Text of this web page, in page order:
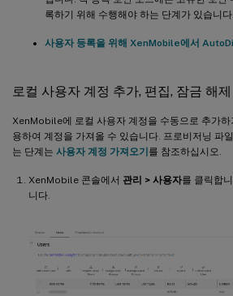
록하기 위해 수행해야 하는 단계가 있습니다.
사용자 등록을 위해 XenMobile에서
로컬 사용자 계정 추가, 편집, 잠금 해
XenMobile에 로컬 사용자 계정을 수동으로 추가
용하여 계정을 가져올 수 있습니다. 프로비저닝 파
는 단계는 사용자 계정 가져오기를 참조하십시오.
XenMobile 콘솔에서 관리 > 사용자를 클릭합니
니다.